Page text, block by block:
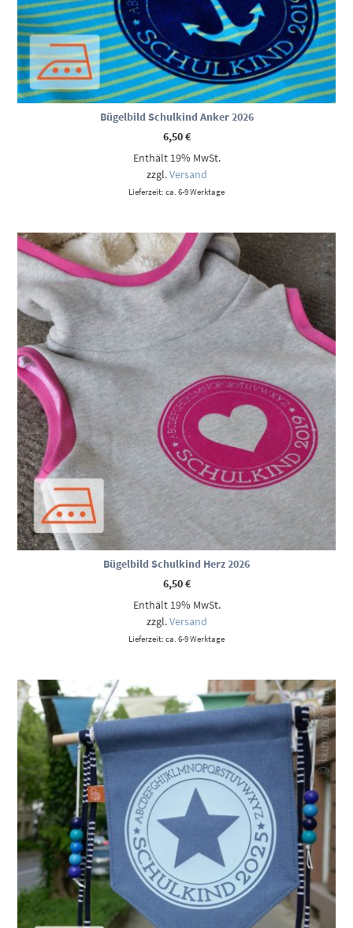
Bügelbild Schulkind Anker 2026
6,50€
Enthält 19% MwSt.
zzgl.Versand
Lieferzeit: ca. 6-9 Werktage
Bügelbild Schulkind Herz 2026
6,50€
Enthält 19% MwSt.
zzgl.Versand
Lieferzeit: ca. 6-9 Werktage